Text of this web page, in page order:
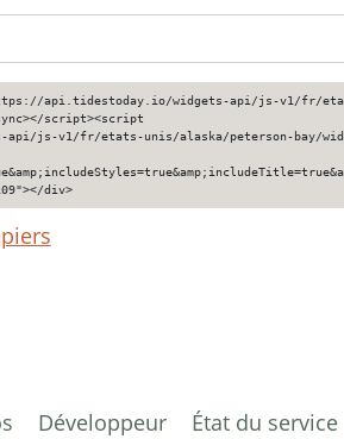
api.tidestoday.io/widgets-api/js-v1/fr/
script><script
js-v1/fr/etats-unis/alaska/peterson-bay/
div>
Développeur État du service